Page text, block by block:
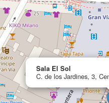
Sala El Sol
C. de los Jardines, 3,